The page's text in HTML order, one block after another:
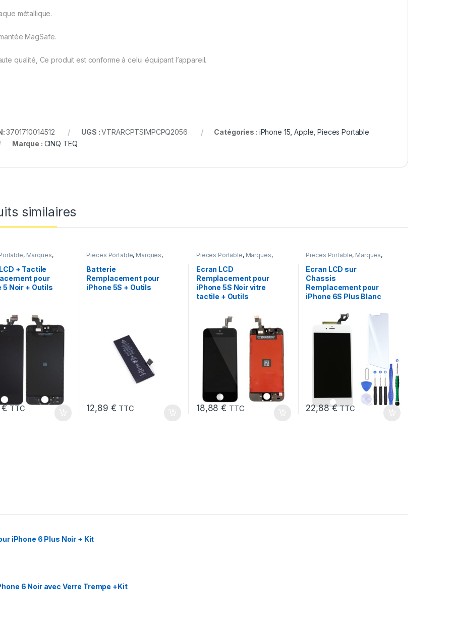
métallique.
MagSafe.
qualité, Ce produit est conforme à celui équipant l’appareil.
3701710014512 UGS :VTRARCPTSIMPCPQ2056 Catégories : iPhone 15 ,Apple ,Pieces Portable
Marque : CINQ TEQ
similaires
, Marques,
+ Tactile
pour
5 Noir + Outils
€ TTC
Pieces Portable, Marques,
Batteries et
chargeurs
Batterie
Remplacement pour
iPhone 5S + Outils
12,89 € TTC
Pieces Portable, Marques,
Ecran LCD
Remplacement pour
iPhone 5S Noir vitre
tactile + Outils
18,88€ TTC
Pieces Portable, Marques,
iPhone 6S Plus
Ecran LCD sur
Chassis
Remplacement pour
iPhone 6S Plus Blanc
22,88€ TTC
iPhone 6 Plus Noir + Kit
6 Noir avec Verre Trempe +Kit